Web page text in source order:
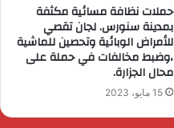
حملات نظافة مسائية مكثفة
بمدينة سنورس. لجان تقصي
للأمراض الوبائية وتحصين للماشية
،وضبط مخالفات في حملة على
محال الجزارة.
15 مايو، 2023